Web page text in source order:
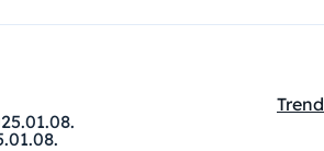
Trend